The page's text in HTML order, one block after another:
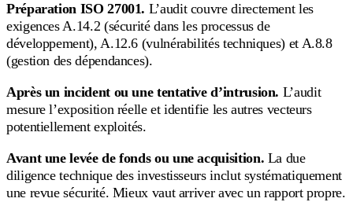
Préparation ISO 27001. L’audit couvre directement les
exigences A.14.2 (sécurité dans les processus de
développement), A.12.6 (vulnérabilités techniques) et A.8.8
(gestion des dépendances).
Après un incident ou une tentative d’intrusion. L’audit
mesure l’exposition réelle et identifie les autres vecteurs
potentiellement exploités.
Avant une levée de fonds ou une acquisition. La due
diligence technique des investisseurs inclut systématiquement
une revue sécurité. Mieux vaut arriver avec un rapport propre.